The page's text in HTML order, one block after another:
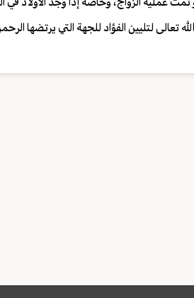
تعالى لتليين الفؤاد للجهة التي يرتضها